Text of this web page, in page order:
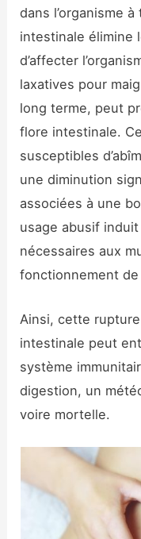
dans l’organisme
intestinale élimine
d’affecter
laxatives pour
long terme, peut
flore intestinale.
susceptibles
une diminution
associées à une
usage abusif
nécessaires aux
fonctionnement de
Ainsi, cette
intestinale peut
système
digestion, un
voire mortelle.